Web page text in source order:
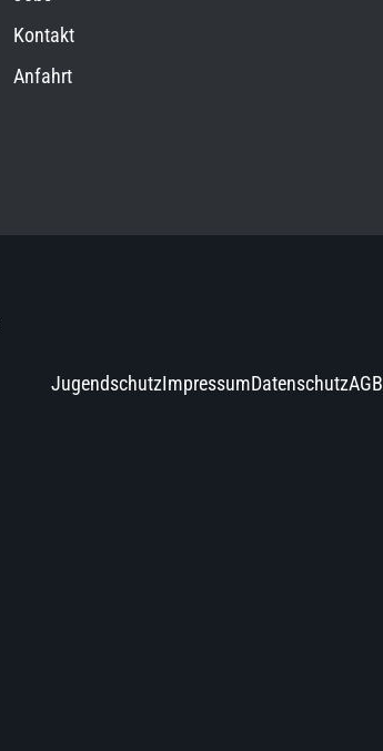
Kontakt
Anfahrt
JugendschutzImpressumDatenschutzAGB